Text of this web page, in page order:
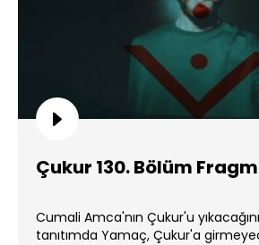
Çukur 130. Bölüm
Cumali Amca'nın Çukur'u
tanıtımda Yamaç, Çukur'a